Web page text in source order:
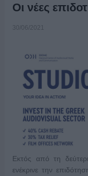
Οι νέες
30/06/2021
Εκτός από τη
ενέκρινε την